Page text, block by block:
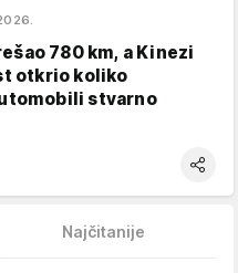
780 km, a Kinezi
otkrio koliko
stvarno
Najčitanije